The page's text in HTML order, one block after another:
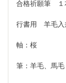
合格祈願筆　１
行書用　羊毛
軸：桜
筆：羊毛、馬毛